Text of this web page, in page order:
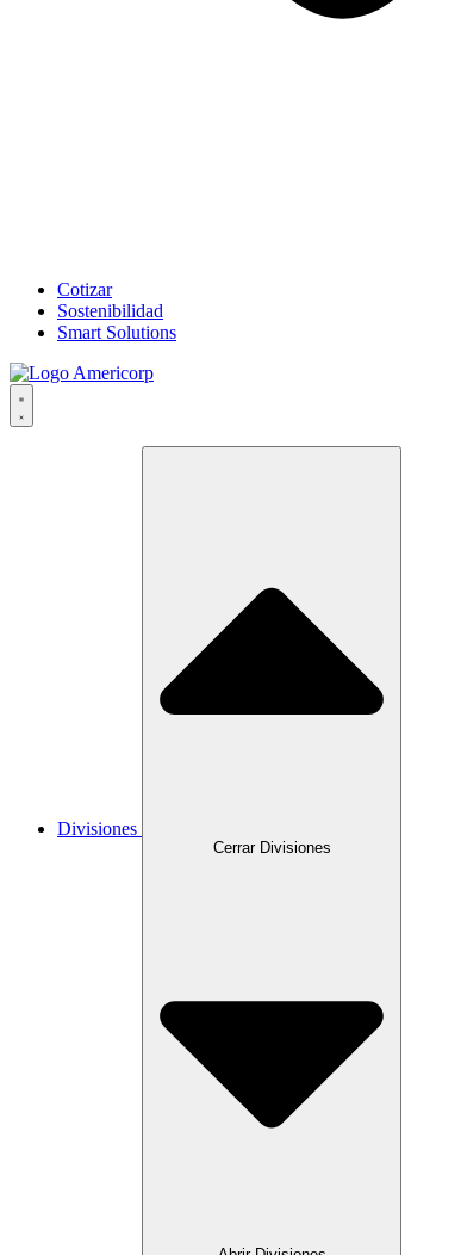
Cotizar
Sostenibilidad
Smart Solutions
Divisiones
Cerrar Divisiones